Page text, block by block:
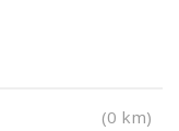
(0 km)